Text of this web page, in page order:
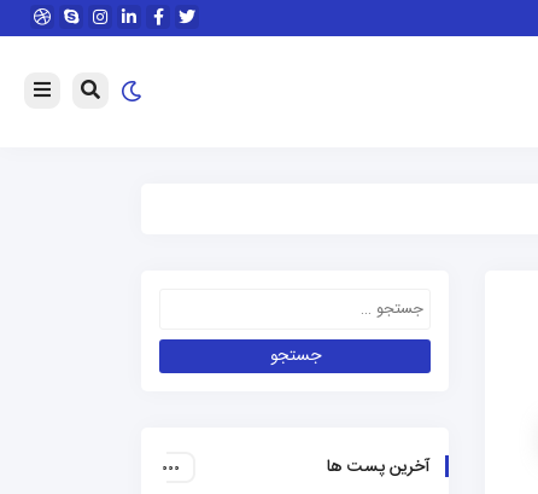
آخرین پست ها